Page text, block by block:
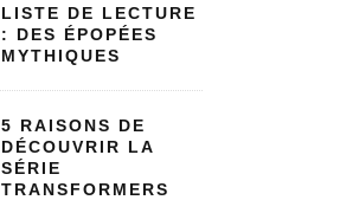
LISTE DE LECTURE
: DES ÉPOPÉES
MYTHIQUES
5 RAISONS DE
DÉCOUVRIR LA
SÉRIE
TRANSFORMERS